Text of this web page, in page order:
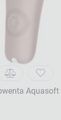
Aquasoft